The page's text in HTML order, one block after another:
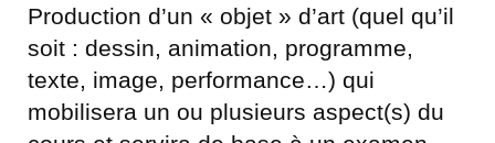
Production d’un « objet » d’art (quel qu’il
soit : dessin, animation, programme,
texte, image, performance…) qui
mobilisera un ou plusieurs aspect(s) du